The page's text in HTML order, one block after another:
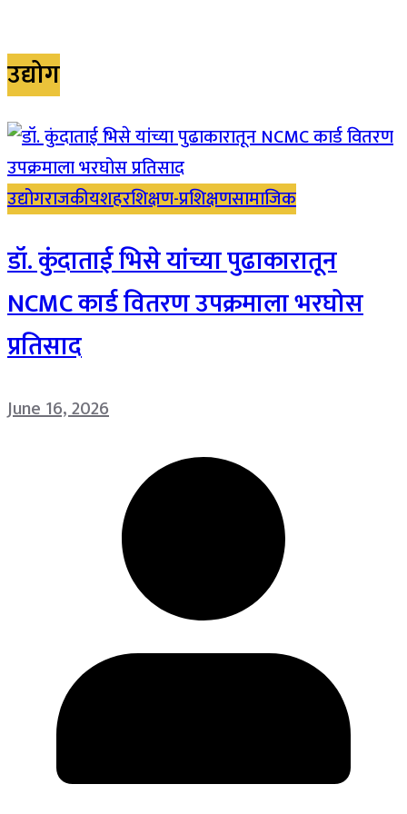
उद्योग
उद्योगराजकीयशहरशिक्षण-प्रशिक्षणसामाजिक
डॉ. कुंदाताई भिसे यांच्या पुढाकारातून
NCMC कार्ड वितरण उपक्रमाला भरघोस
प्रतिसाद
June 16, 2026